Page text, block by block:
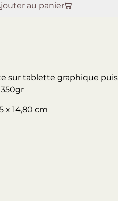
au panier
sur tablette graphique
x 14,80 cm